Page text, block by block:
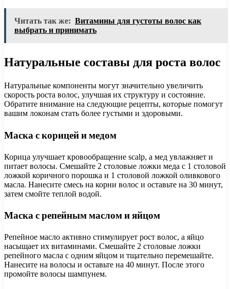
Читать так же: Витамины для густоты волос как
выбрать и принимать
Натуральные составы для роста волос
Натуральные компоненты могут значительно увеличить
скорость роста волос, улучшая их структуру и состояние.
Обратите внимание на следующие рецепты, которые помогут
вашим локонам стать более густыми и здоровыми.
Маска с корицей и медом
Корица улучшает кровообращение scalp, а мед увлажняет и
питает волосы. Смешайте 2 столовые ложки меда с 1 столовой
ложкой коричного порошка и 1 столовой ложкой оливкового
масла. Нанесите смесь на корни волос и оставьте на 30 минут,
затем смойте теплой водой.
Маска с репейным маслом и яйцом
Репейное масло активно стимулирует рост волос, а яйцо
насыщает их витаминами. Смешайте 2 столовые ложки
репейного масла с одним яйцом и тщательно перемешайте.
Нанесите на волосы и оставьте на 40 минут. После этого
промойте волосы шампунем.